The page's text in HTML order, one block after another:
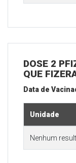
DOSE 2
QUE
Data de
Unidade
Nenhum